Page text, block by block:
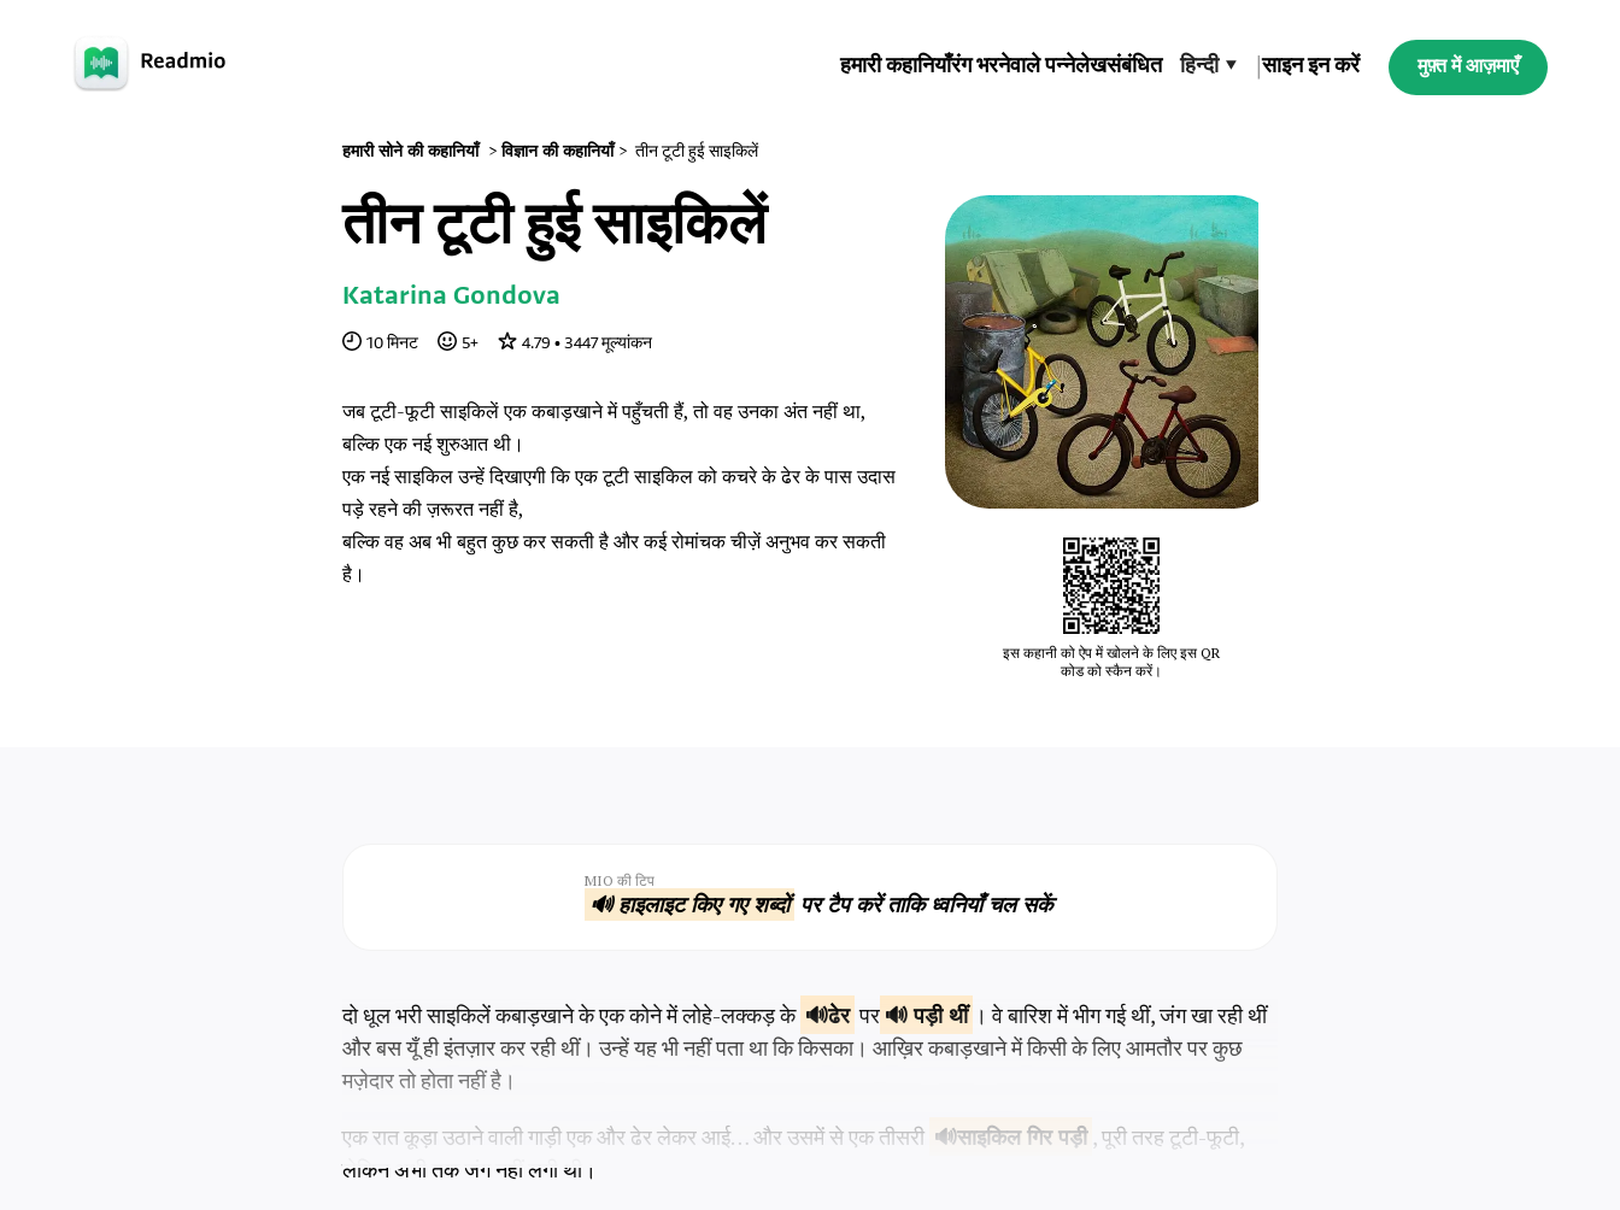
हमारी कहानियाँरंग भरनेवाले पन्नेलेखसंबंधित हिन्दी ▾ |साइन इन करें मुफ़्त में आज़माएँ
हमारी सोने की कहानियाँ > विज्ञान की कहानियाँ > तीन टूटी हुई साइकिलें
तीन टूटी हुई साइकिलें
Katarina Gondova
10 मिनट 5+ 4.79 • 3447मूल्यांकन
जब टूटी-फूटी साइकिलें एक कबाड़खाने में पहुँचती हैं, तो वह उनका अंत नहीं था,
बल्कि एक नई शुरुआत थी।
एक नई साइकिल उन्हें दिखाएगी कि एक टूटी साइकिल को कचरे के ढेर के पास उदास
पड़े रहने की ज़रूरत नहीं है,
बल्कि वह अब भी बहुत कुछ कर सकती है और कई रोमांचक चीज़ें अनुभव कर सकती
है।
इस कहानी को ऐप में खोलने के लिए इस QR
कोड को स्कैन करें।
MIO की टिप
🔊 हाइलाइट किए गए शब्दोंपर टैप करें ताकि ध्वनियाँ चल सकें
दो धूल भरी साइकिलें कबाड़खाने के एक कोने में लोहे-लक्कड़ के ढेर पर पड़ी थीं । वे बारिश में भीग गई थीं, जंग खा रही थीं
और बस यूँ ही इंतज़ार कर रही थीं। उन्हें यह भी नहीं पता था कि किसका। आख़िर कबाड़खाने में किसी के लिए आमतौर पर कुछ
मज़ेदार तो होता नहीं है।
एक रात कूड़ा उठाने वाली गाड़ी एक और ढेर लेकर आई… और उसमें से एक तीसरी
साइकिलगिर पड़ी , पूरी तरह टूटी-फूटी,
लेकिन अभी तक जंग नहीं लगी थी।